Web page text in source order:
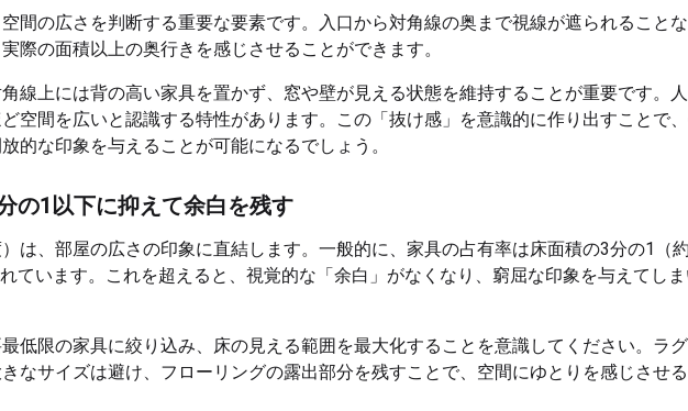
間の広さを判断する重要な要素です。入口から対角線の奥まで視線が遮られることな
際の面積以上の奥行きを感じさせることができます。
線上には背の高い家具を置かず、窓や壁が見える状態を維持することが重要です。
空間を広いと認識する特性があります。この「抜け感」を意識的に作り出すことで
的な印象を与えることが可能になるでしょう。
の1以下に抑えて余白を残す
は、部屋の広さの印象に直結します。一般的に、家具の占有率は床面積の3分の1（約
ています。これを超えると、視覚的な「余白」がなくなり、窮屈な印象を与えてし
低限の家具に絞り込み、床の見える範囲を最大化することを意識してください。ラ
なサイズは避け、フローリングの露出部分を残すことで、空間にゆとりを感じさせ